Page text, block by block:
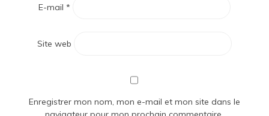
E-mail *
Site web
Enregistrer mon nom, mon e-mail et mon site dans le